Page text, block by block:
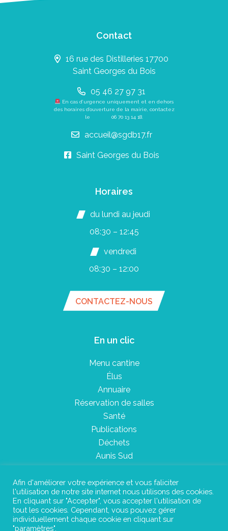
Contact
16 rue des Distilleries 17700
Saint Georges du Bois
05 46 27 97 31
En cas d’urgence uniquement et en dehors
des horaires d’ouverture de la mairie, contactez
le 06 70 13 14 18
accueil@sgdb17.fr
Saint Georges du Bois
Horaires
du lundi au jeudi
08:30 – 12:45
vendredi
08:30 – 12:00
CONTACTEZ-NOUS
En un clic
Menu cantine
Élus
Annuaire
Réservation de salles
Santé
Publications
Déchets
Aunis Sud
Plan du site
Mentions légales
Afin d'améliorer votre expérience et vous faliciter
l'utilisation de notre site internet nous utilisons des cookies.
En cliquant sur "Accepter", vous accepter l'utilisation de
tout les cookies. Cependant, vous pouvez gérer
individuellement chaque cookie en cliquant sur
"paramètres".